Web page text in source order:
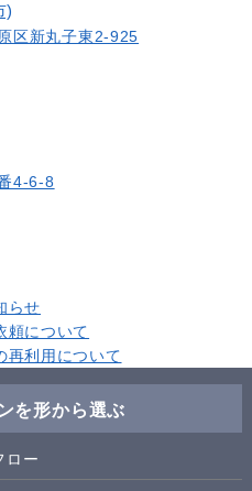
)
区新丸子東2-925
4-6-8
らせ
頼について
再利用について
を形から選ぶ
ロー